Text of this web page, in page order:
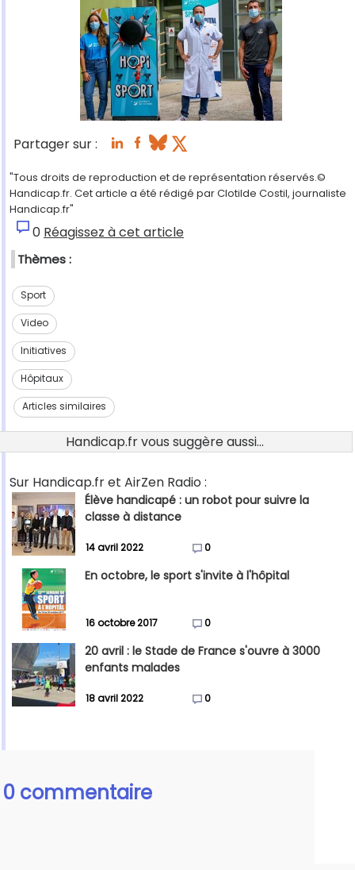
Partager sur :
"Tous droits de reproduction et de représentation réservés.©
Handicap.fr. Cet article a été rédigé par Clotilde Costil, journaliste
Handicap.fr"
0 Réagissez à cet article
Thèmes :
Sport
Video
Initiatives
Hôpitaux
Articles similaires
Handicap.fr vous suggère aussi...
Sur Handicap.fr et AirZen Radio :
Élève handicapé : un robot pour suivre la
classe à distance
14 avril 2022 0
En octobre, le sport s'invite à l'hôpital
16 octobre 2017 0
20 avril : le Stade de France s'ouvre à 3000
enfants malades
18 avril 2022 0
0 commentaire